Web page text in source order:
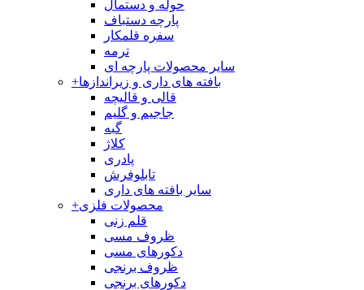
حوله و دستمال
پارچه دستباف
سفره قلمکار
ترمه
سایر محصولات پارچه ای
+بافته های داری و زیراندازها
قالی و قالیچه
جاجیم و گلیم
گبه
کلاژ
پادری
تابلوفرش
سایر بافته های داری
+محصولات فلزی
قلم زنی
ظروف مسی
دکورهای مسی
ظروف برنجی
دکورهای برنجی